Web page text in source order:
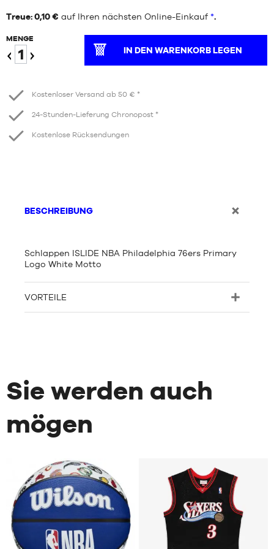
Treue: 0,10 € auf Ihren nächsten Online-Einkauf *.
MENGE
IN DEN WARENKORB LEGEN
Kostenloser Versand ab 50 € *
24-Stunden-Lieferung Chronopost *
Kostenlose Rücksendungen
BESCHREIBUNG
Schlappen ISLIDE NBA Philadelphia 76ers Primary
Logo White Motto
VORTEILE
Sie werden auch
mögen